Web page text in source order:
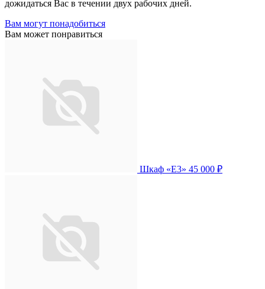
дожидаться Вас в течении двух рабочих дней.
Вам могут понадобиться
Вам может понравиться
Шкаф «Е3» 45 000 ₽